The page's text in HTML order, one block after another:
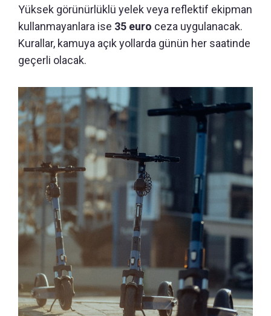
Yüksek görünürlüklü yelek veya reflektif ekipman
kullanmayanlara ise 35 euro ceza uygulanacak.
Kurallar, kamuya açık yollarda günün her saatinde
geçerli olacak.